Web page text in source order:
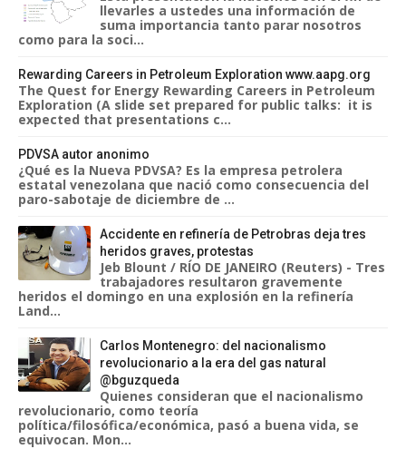
llevarles a ustedes una información de
suma importancia tanto parar nosotros
como para la soci...
Rewarding Careers in Petroleum Exploration www.aapg.org
The Quest for Energy Rewarding Careers in Petroleum
Exploration (A slide set prepared for public talks: it is
expected that presentations c...
PDVSA autor anonimo
¿Qué es la Nueva PDVSA? Es la empresa petrolera
estatal venezolana que nació como consecuencia del
paro-sabotaje de diciembre de ...
Accidente en refinería de Petrobras deja tres
heridos graves, protestas
Jeb Blount / RÍO DE JANEIRO (Reuters) - Tres
trabajadores resultaron gravemente
heridos el domingo en una explosión en la refinería
Land...
Carlos Montenegro: del nacionalismo
revolucionario a la era del gas natural
@bguzqueda
Quienes consideran que el nacionalismo
revolucionario, como teoría
política/filosófica/económica, pasó a buena vida, se
equivocan. Mon...